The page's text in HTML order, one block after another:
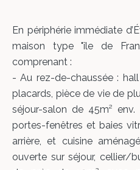
En périphérie immédiate
maison type "île de
comprenant :
- Au rez-de-chaussée :
placards, pièce de vie de
séjour-salon de 45m²
portes-fenêtres et baies
arrière, et cuisine
ouverte sur séjour, cellier/